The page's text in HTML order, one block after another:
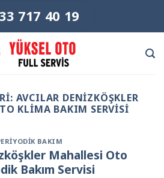
717 40 19
AVCILAR DENIZKÖŞKLER
KLIMA BAKIM SERVISI
BAKIM
Mahallesi Oto
Bakım Servisi